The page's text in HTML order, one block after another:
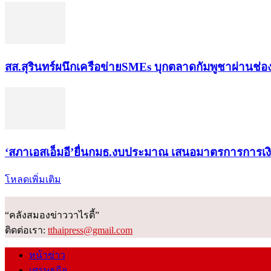
สส.สุรินทร์ผนึกเครือข่ายSMEs บุกตลาดกัมพูชาผ่านช่อ
‘สภาเอสเอ็มอี’ยื่นกมธ.งบประมาณ เสนอมาตรการการเ
โหลดเพิ่มเติม
“คลังสมองข่าววาไรตี้”
ติดต่อเรา: tthaipress@gmail.com
หน้าข่าว